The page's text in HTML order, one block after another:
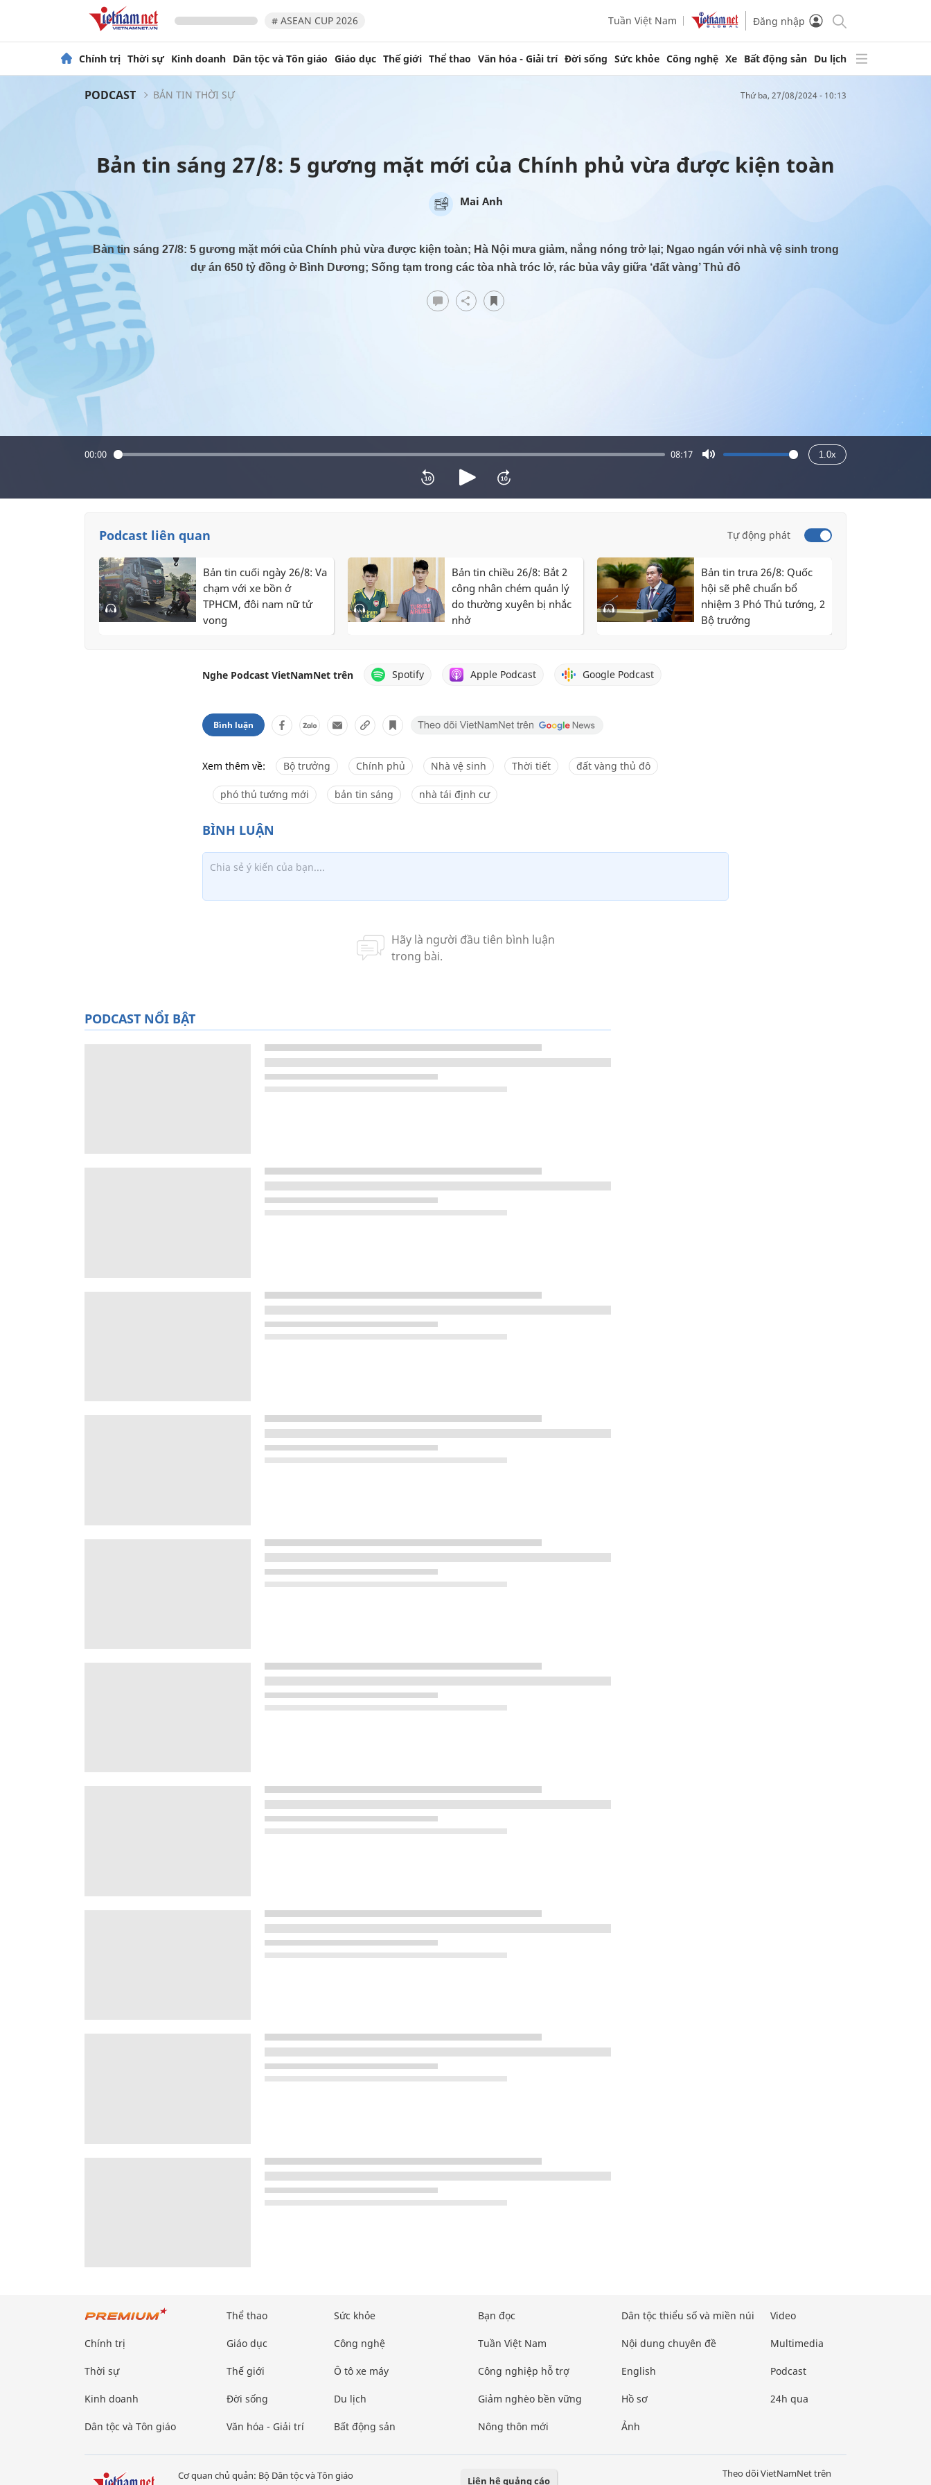
# ASEAN CUP 2026 Tuần Việt Nam Đăng nhập
Chính trị Thời sự Kinh doanh Dân tộc và Tôn giáo Giáo dục Thế giới Thể thao Văn hóa - Giải trí Đời sống Sức khỏe Công nghệ Xe Bất động sản Du lịch
PODCAST BẢN TIN THỜI SỰ thứ ba, 27/08/2024 - 10:13
00:00 08:17 1.0x
Bản tin sáng 27/8: 5 gương mặt mới của Chính phủ vừa được kiện toàn
Mai Anh
Bản tin sáng 27/8: 5 gương mặt mới của Chính phủ vừa được kiện toàn; Hà Nội mưa giảm, nắng nóng trở lại; Ngao ngán với nhà vệ sinh trong
dự án 650 tỷ đồng ở Bình Dương; Sống tạm trong các tòa nhà tróc lở, rác bủa vây giữa ‘đất vàng’ Thủ đô
Podcast liên quan Tự động phát
Bản tin cuối ngày 26/8: Va
chạm với xe bồn ở
TPHCM, đôi nam nữ tử
vong
Bản tin chiều 26/8: Bắt 2
công nhân chém quản lý
do thường xuyên bị nhắc
nhở
Bản tin trưa 26/8: Quốc
hội sẽ phê chuẩn bổ
nhiệm 3 Phó Thủ tướng, 2
Bộ trưởng
Nghe Podcast VietNamNet trên Spotify Apple Podcast Google Podcast
Bình luận
Xem thêm về: Bộ trưởng Chính phủ Nhà vệ sinh Thời tiết đất vàng thủ đô
phó thủ tướng mới bản tin sáng nhà tái định cư
PODCAST NỔI BẬT
Chính trị
Thời sự
Kinh doanh
Dân tộc và Tôn giáo
Thể thao
Giáo dục
Thế giới
Đời sống
Văn hóa - Giải trí
Sức khỏe
Công nghệ
Ô tô xe máy
Du lịch
Bất động sản
Bạn đọc
Tuần Việt Nam
Công nghiệp hỗ trợ
Giảm nghèo bền vững
Nông thôn mới
Dân tộc thiểu số và miền núi
Nội dung chuyên đề
English
Hồ sơ
Ảnh
Video
Multimedia
Podcast
24h qua
Cơ quan chủ quản: Bộ Dân tộc và Tôn giáo Liên hệ quảng cáo
Theo dõi VietNamNet trên